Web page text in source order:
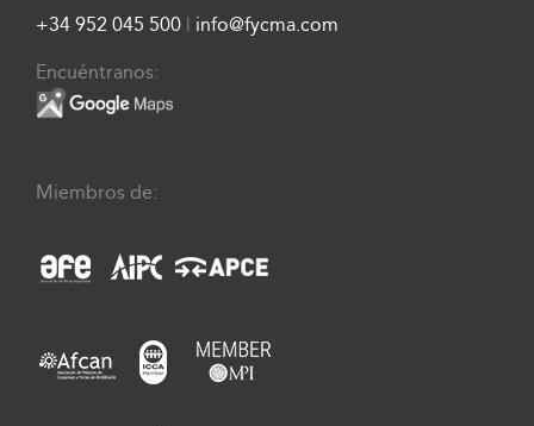
+34 952 045 500 info@fycma.com
Encuéntranos:
Miembros de: